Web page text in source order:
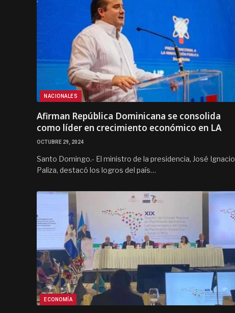
NACIONALES
Afirman República Dominicana se consolida
como líder en crecimiento económico en LA
OCTUBRE 29, 2024
Santo Domingo.- El ministro de la presidencia, José Ignacio
Paliza, destacó los logros del país…
ECONOMÍA